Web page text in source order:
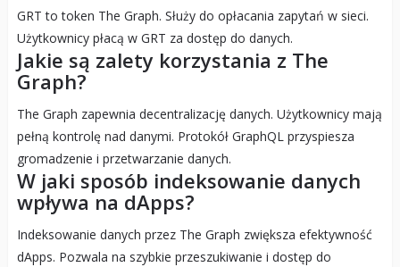
GRT to token The Graph. Służy do opłacania zapytań w sieci.
Użytkownicy płacą w GRT za dostęp do danych.
Jakie są zalety korzystania z The
Graph?
The Graph zapewnia decentralizację danych. Użytkownicy mają
pełną kontrolę nad danymi. Protokół GraphQL przyspiesza
gromadzenie i przetwarzanie danych.
W jaki sposób indeksowanie danych
wpływa na dApps?
Indeksowanie danych przez The Graph zwiększa efektywność
dApps. Pozwala na szybkie przeszukiwanie i dostęp do